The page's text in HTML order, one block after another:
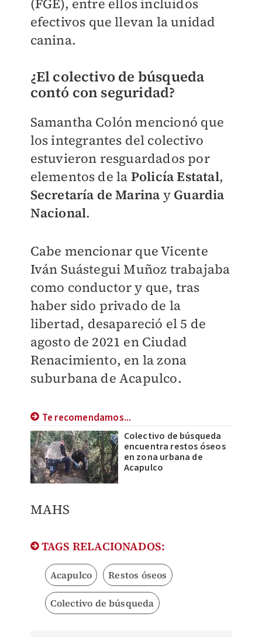
(FGE), entre ellos incluidos
efectivos que llevan la unidad
canina.
¿El colectivo de búsqueda
contó con seguridad?
Samantha Colón mencionó que
los integrantes del colectivo
estuvieron resguardados por
elementos de la Policía Estatal,
Secretaría de Marina y Guardia
Nacional.
Cabe mencionar que Vicente
Iván Suástegui Muñoz trabajaba
como conductor y que, tras
haber sido privado de la
libertad, desapareció el 5 de
agosto de 2021 en Ciudad
Renacimiento, en la zona
suburbana de Acapulco.
Te recomendamos...
Colectivo de búsqueda
encuentra restos óseos
en zona urbana de
Acapulco
MAHS
TAGS RELACIONADOS:
Acapulco Restos óseos
Colectivo de búsqueda